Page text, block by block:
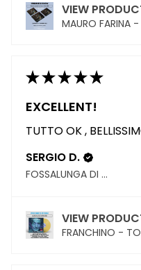
VIEW
MAURO FARINA -
★★★★★
EXCELLENT!
TUTTO OK ,
SERGIO D.
FOSSALUNGA DI VEDELAGO, TREVISO
VIEW
FRANCHINO -